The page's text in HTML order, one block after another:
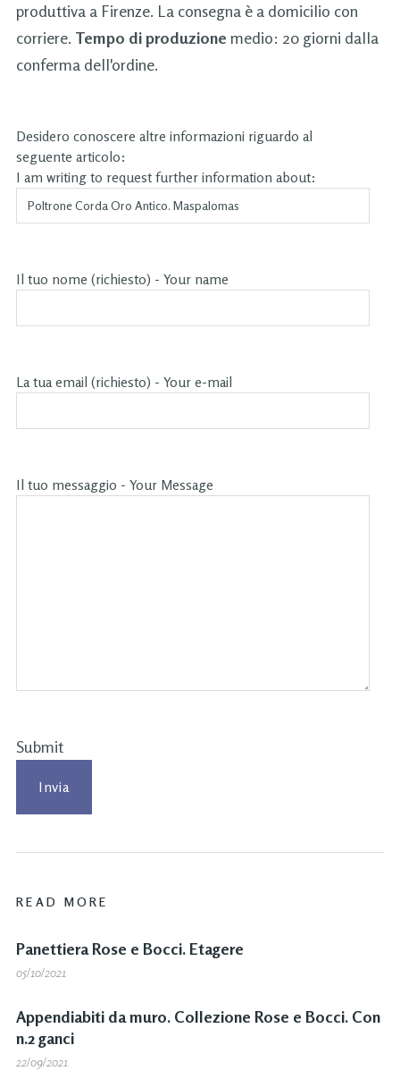
produttiva a Firenze. La consegna è a domicilio con
corriere. Tempo di produzione medio: 20 giorni dalla
conferma dell'ordine.
Desidero conoscere altre informazioni riguardo al
seguente articolo:
I am writing to request further information about:
Il tuo nome (richiesto) - Your name
La tua email (richiesto) - Your e-mail
Il tuo messaggio - Your Message
Submit
READ MORE
Panettiera Rose e Bocci. Etagere
05/10/2021
Appendiabiti da muro. Collezione Rose e Bocci. Con
n.2 ganci
22/09/2021